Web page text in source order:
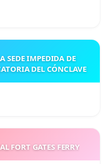
SEDE IMPEDIDA DE
DEL CÓNCLAVE
FORT GATES FERRY